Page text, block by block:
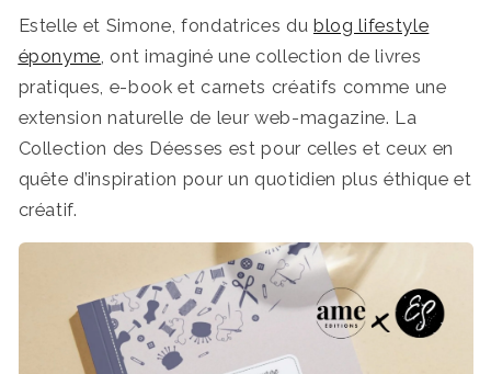
Estelle et Simone, fondatrices du blog lifestyle
éponyme , ont imaginé une collection de livres
pratiques, e-book et carnets créatifs comme une
extension naturelle de leur web-magazine. La
Collection des Déesses est pour celles et ceux en
quête d’inspiration pour un quotidien plus éthique et
créatif.